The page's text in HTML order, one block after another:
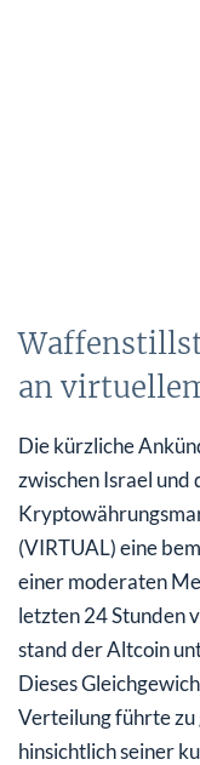
an
Die kürzliche
zwischen Israel und
(VIRTUAL) eine
einer moderaten
letzten 24 Stunden
stand der Altcoin
Dieses
Verteilung führte
hinsichtlich seiner